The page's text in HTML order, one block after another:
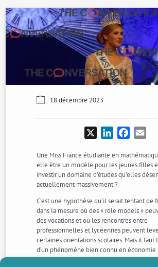
18 décembre 2023
LinkedInFacebook
Une Miss France étudiante en
elle être un modèle pour les jeunes filles
investir un domaine d’études qu’elles
actuellement massivement ?
C’est une hypothèse qu’il serait tentant de
dans la mesure où des « role models »
des vocations et où les rencontres entre
professionnelles et lycéennes peuvent
certaines orientations scolaires. Mais il faut
d’un phénomène bien connu en économie
comportementale, l’« effet de dilution ».